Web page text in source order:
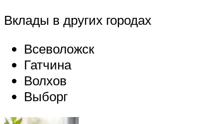
Вклады в других городах
Всеволожск
Гатчина
Волхов
Выборг